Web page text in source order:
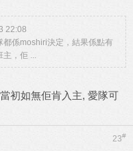
22:08
都係moshiri決定，結果係點有
主，佢 ...
初如無佢肯入主, 愛隊可
23#